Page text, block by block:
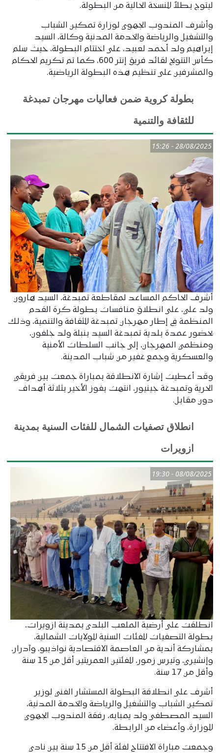
ليتوج بطلاً للنسخة الحالية من البطولة.
وأشرف المندوب الجهوي لوزارة تمكين الشباب
والتشغيل والرياضة والخدمة المدنية وكالة، السيد
إبراهيم ولد أحمد لعبيد، على اختتام البطولة، حيث سلم
كأس التتويج لقائد فريق إنتر 600، كما تم تكريم الحكام
والمشرفين على تنظيم هذه البطولة الرياضية.
بطولة كروية ضمن فعاليات مهرجان تمبدغة
للثقافة والتنمية
28/08/2025 - 15:26
أشرف الحاكم المساعد لمقاطعة تمبدغة، السيد هارون
ولد علي، على انطلاق منافسات بطولة كرة القدم
المنظمة في إطار مهرجان تمبدغة للثقافة والتنمية، وذلك
بحضور عمدة بلدية تمبدغة السيد بنبلة ولد جلفون،
ومنظمي المهرجان، إلى جانب السلطات الأمنية
والعسكرية وجمع غفير من شباب المدينة.
وقد أعطيت إشارة الانطلاقة بمباراة جمعت بين فريقي
الحرية وتمبدغة جينيور، انتهت بفوز الأخير بثلاثة أهداف
دون مقابل.
انطلاق تصفيات الشمال للفئات السنية بمدينة
ازويرات
08/08/2025 - 19:30
انطلقت على أرضية الملعب البلدي بمدينة ازويرات،
بطولة التصفيات للفئات السنية للولايات الشمالية،
بمشاركة أندية من العاصمة الاقتصادية نواذيبو، وآدرار،
وإنشيري، وتيرس زمور، للفئتين العمريتين أقل من 15 سنة
وأقل من 17 سنة.
أشرف على انطلاقة البطولة المستشار الفني لوزير
تمكين الشباب والتشغيل والرياضة والخدمة المدنية،
السيد المصطفى ولد يمبابه، رفقة المندوب الجهوي
للوزارة، وأعضاء من الرابطة.
وجمعت مباراة الافتتاح لفئة أقل من 15 سنة بين نادي